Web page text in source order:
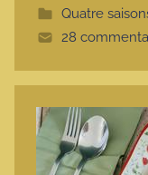
Quatre
28